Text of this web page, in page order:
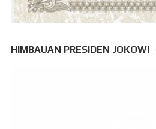
HIMBAUAN PRESIDEN JOKOWI